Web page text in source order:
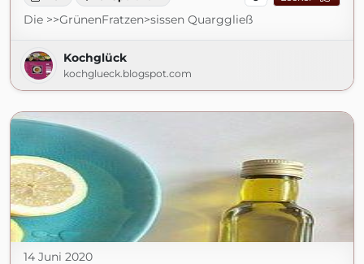
Die >>GrünenFratzen>sissen Quarggließ
Kochglück
kochglueck.blogspot.com
14 Juni 2020